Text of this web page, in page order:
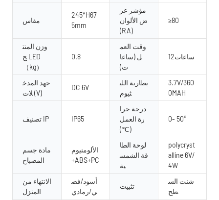
245*H67
5mm
مؤشر عر
ض الألوان
(RA)
≥80
وزن المنت
ج LED
（kg）
0.8
وقت العم
ل (ساعا
ت)
ساعات12
جهد المدخ
لات (V)
DC 6V
بطارية اللي
ثيوم
3.7V/360
0MAH
تصنيف IP IP65
درجة حرا
رة العمل
(℃)
0- 50°
مادة جسم
المصباح
الألومنيوم
+ABS+PC
لوحة الطا
قة الشمس
ية
polycryst
alline 6V/
4W
الانتهاء من
المنزل
أسود/فض
ي/رمادي
تثبيت
شنت الس
طح